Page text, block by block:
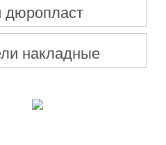
дюропласт
накладные